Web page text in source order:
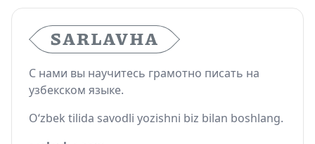
С нами вы научитесь грамотно писать на
узбекском языке.
O‘zbek tilida savodli yozishni biz bilan boshlang.